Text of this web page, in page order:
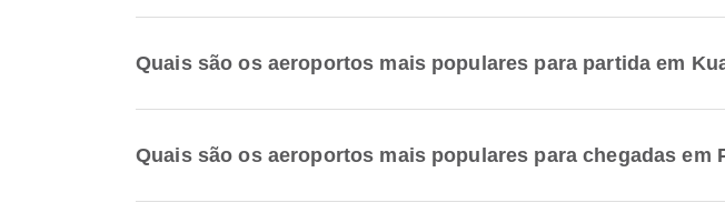
Quais são os aeroportos mais populares para partida em
Quais são os aeroportos mais populares para chegadas em